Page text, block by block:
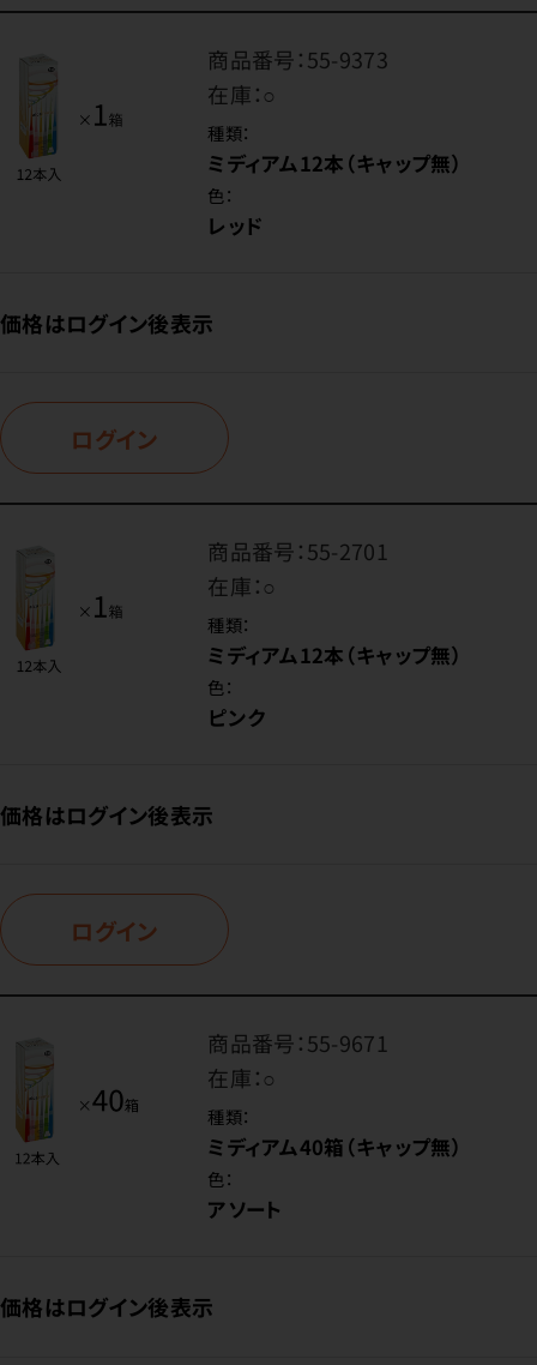
商品番号：55-9373
在庫：○
種類：
ミディアム12本（キャップ無）
色：
レッド
価格はログイン後表示
ログイン
商品番号：55-2701
在庫：○
種類：
ミディアム12本（キャップ無）
色：
ピンク
価格はログイン後表示
ログイン
商品番号：55-9671
在庫：○
種類：
ミディアム40箱（キャップ無）
色：
アソート
価格はログイン後表示